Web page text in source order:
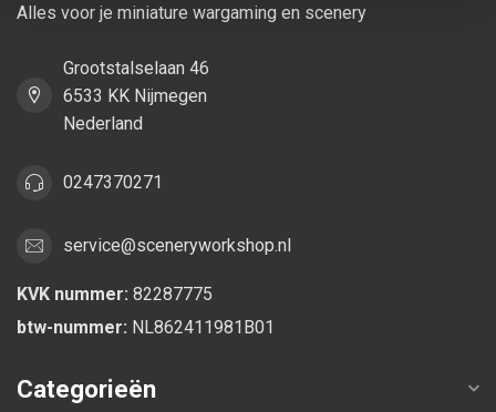
Alles voor je miniature wargaming en scenery
Grootstalselaan 46
6533 KK Nijmegen
Nederland
0247370271
service@sceneryworkshop.nl
KVK nummer: 82287775
btw-nummer: NL862411981B01
Categorieën